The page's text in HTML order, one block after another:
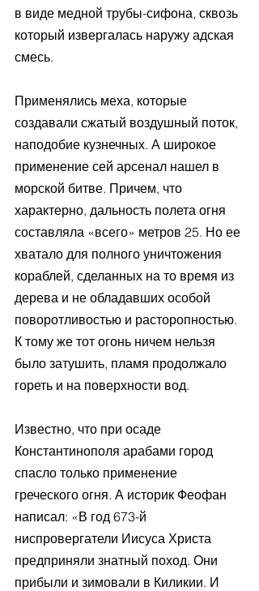
в виде медной трубы-сифона, сквозь
который извергалась наружу адская
смесь.
Применялись меха, которые
создавали сжатый воздушный поток,
наподобие кузнечных. А широкое
применение сей арсенал нашел в
морской битве. Причем, что
характерно, дальность полета огня
составляла «всего» метров 25. Но ее
хватало для полного уничтожения
кораблей, сделанных на то время из
дерева и не обладавших особой
поворотливостью и расторопностью.
К тому же тот огонь ничем нельзя
было затушить, пламя продолжало
гореть и на поверхности вод.
Известно, что при осаде
Константинополя арабами город
спасло только применение
греческого огня. А историк Феофан
написал: «В год 673-й
ниспровергатели Иисуса Христа
предприняли знатный поход. Они
прибыли и зимовали в Киликии. И